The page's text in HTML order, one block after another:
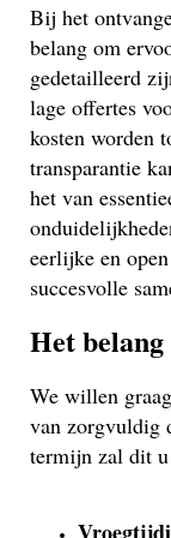
Bij het
belang om
gedetailleerd
lage offertes
kosten worden
transparantie
het van
eerlijke en
succesvolle
Het
We willen
van zorgvuldig
termijn zal dit